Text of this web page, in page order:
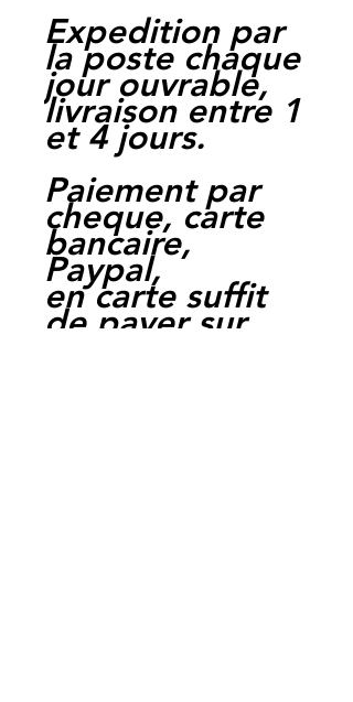
Expedition par
la poste chaque
jour ouvrable,
livraison entre 1
et 4 jours.
Paiement par
cheque, carte
bancaire,
Paypal,
en carte suffit
de payer sur